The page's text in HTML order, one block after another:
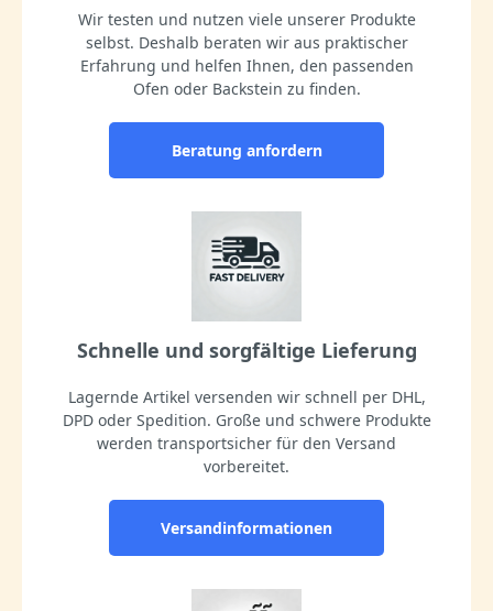
Wir testen und nutzen viele unserer Produkte
selbst. Deshalb beraten wir aus praktischer
Erfahrung und helfen Ihnen, den passenden
Ofen oder Backstein zu finden.
Beratung anfordern
Schnelle und sorgfältige Lieferung
Lagernde Artikel versenden wir schnell per DHL,
DPD oder Spedition. Große und schwere Produkte
werden transportsicher für den Versand
vorbereitet.
Versandinformationen